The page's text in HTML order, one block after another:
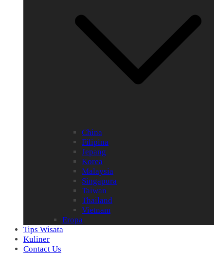
China
Filipina
Jepang
Korea
Malaysia
Singapura
Taiwan
Thailand
Vietnam
Eropa
Tips Wisata
Kuliner
Contact Us